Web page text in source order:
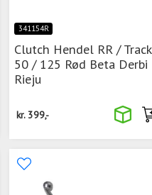
341154R
Clutch Hendel RR / Track
50 / 125 Rød Beta Derbi
Rieju
kr. 399,-